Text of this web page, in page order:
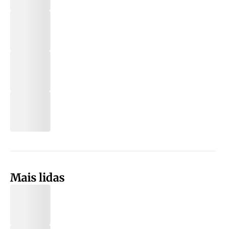
Mais lidas